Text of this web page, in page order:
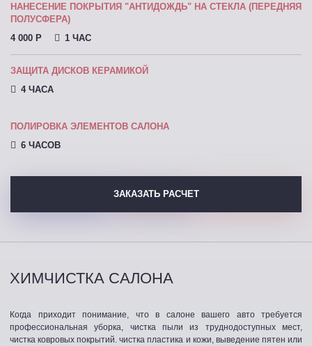
НАНЕСЕНИЕ ПОКРЫТИЯ "АНТИДОЖДЬ" НА СТЕКЛА (ПЕРЕДНЯЯ
ПОЛУСФЕРА)
4 000 P
1 ЧАС
ЗАЩИТА ДИСКОВ КЕРАМИКОЙ
4 ЧАСА
ПОЛИРОВКА ЭЛЕМЕНТОВ САЛОНА
6 ЧАСОВ
ЗАКАЗАТЬ РАСЧЕТ
ХИМЧИСТКА САЛОНА
Когда приходит понимание, что в салоне вашего авто требуется
профессиональная уборка, чистка пыли из труднодоступных мест,
чистка ковровых покрытий. чистка пластика и кожи, выведение пятен или